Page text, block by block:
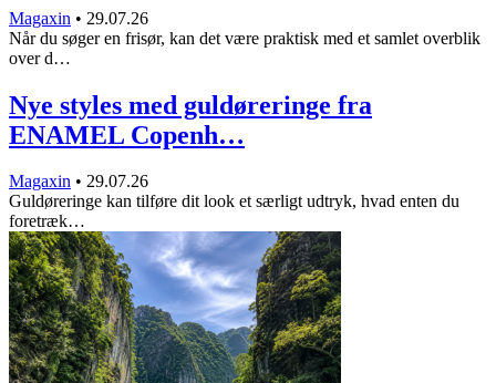
Magaxin • 29.07.26
Når du søger en frisør, kan det være praktisk med et samlet overblik
over d…
Nye styles med guldøreringe fra
ENAMEL Copenh…
Magaxin • 29.07.26
Guldøreringe kan tilføre dit look et særligt udtryk, hvad enten du
foretræk…